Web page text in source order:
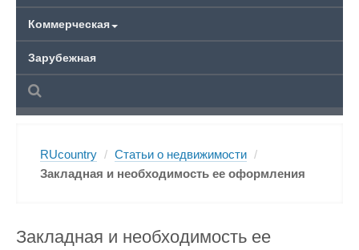
Коммерческая
Зарубежная
RUcountry / Статьи о недвижимости /
Закладная и необходимость ее оформления
Закладная и необходимость ее